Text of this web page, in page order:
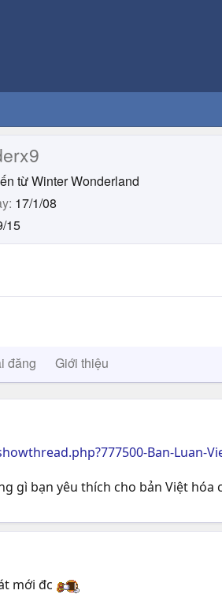
từWinter Wonderland
17/1/08
15
đăng Giới thiệu
Ban-Luan-
gì bạn yêu thích cho bản Việt hóa
mới đc